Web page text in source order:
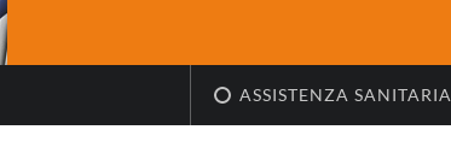
ASSISTENZA SANITARIA